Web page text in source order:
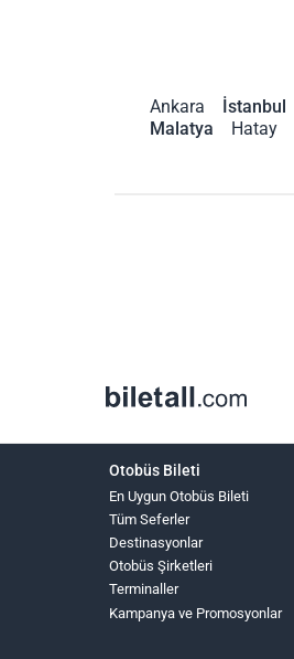
Ankara İstanbul
Malatya
Hatay
Otobüs Bileti
En Uygun Otobüs Bileti
Tüm Seferler
Destinasyonlar
Otobüs Şirketleri
Terminaller
Kampanya ve Promosyonlar